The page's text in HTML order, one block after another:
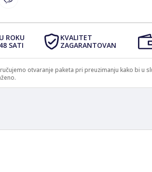
ROKU
SATI
KVALITET
ZAGARANTOVAN
otvaranje paketa pri preuzimanju kako bi u